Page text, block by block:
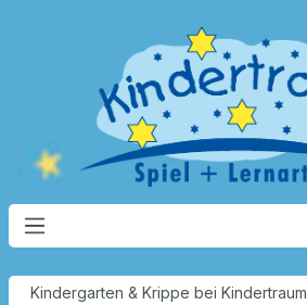
Kindergarten & Krippe bei Kindertraum